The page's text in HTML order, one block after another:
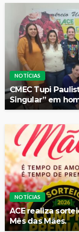
NOTÍCIAS
CMEC Tupi
Singular” em
NOTÍCIAS
ACE realiza
Mês das Mães.